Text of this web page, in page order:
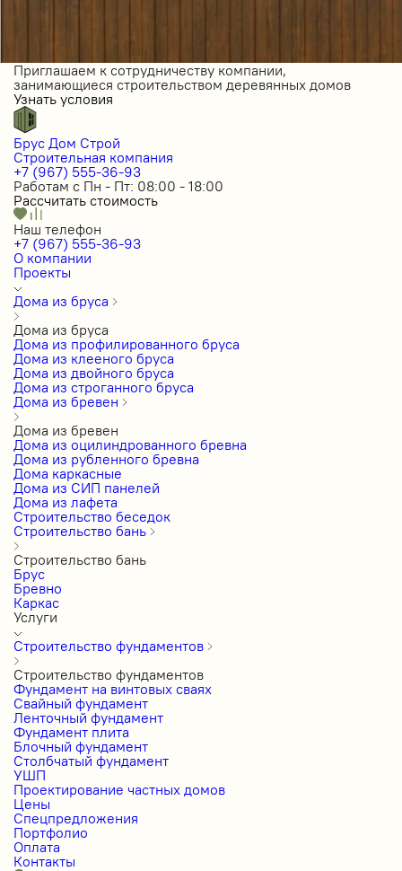
Приглашаем к сотрудничеству компании,
занимающиеся строительством деревянных домов
Узнать условия
Брус Дом Строй
Строительная компания
+7 (967) 555-36-93
Работам с Пн - Пт: 08:00 - 18:00
Рассчитать стоимость
Наш телефон
+7 (967) 555-36-93
О компании
Проекты
Дома из бруса
Дома из бруса
Дома из профилированного бруса
Дома из клееного бруса
Дома из двойного бруса
Дома из строганного бруса
Дома из бревен
Дома из бревен
Дома из оцилиндрованного бревна
Дома из рубленного бревна
Дома каркасные
Дома из СИП панелей
Дома из лафета
Строительство беседок
Строительство бань
Строительство бань
Брус
Бревно
Каркас
Услуги
Строительство фундаментов
Строительство фундаментов
Фундамент на винтовых сваях
Свайный фундамент
Ленточный фундамент
Фундамент плита
Блочный фундамент
Столбчатый фундамент
УШП
Проектирование частных домов
Цены
Спецпредложения
Портфолио
Оплата
Контакты